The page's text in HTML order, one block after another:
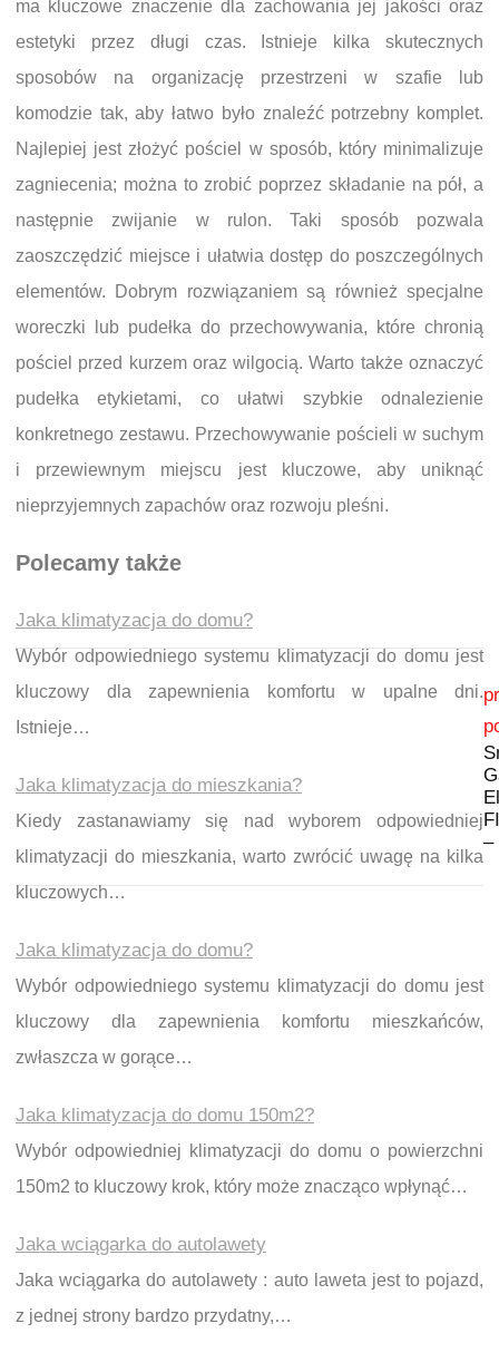
ma kluczowe znaczenie dla zachowania jej jakości oraz
estetyki przez długi czas. Istnieje kilka skutecznych
sposobów na organizację przestrzeni w szafie lub
komodzie tak, aby łatwo było znaleźć potrzebny komplet.
Najlepiej jest złożyć pościel w sposób, który minimalizuje
zagniecenia; można to zrobić poprzez składanie na pół, a
następnie zwijanie w rulon. Taki sposób pozwala
zaoszczędzić miejsce i ułatwia dostęp do poszczególnych
elementów. Dobrym rozwiązaniem są również specjalne
woreczki lub pudełka do przechowywania, które chronią
pościel przed kurzem oraz wilgocią. Warto także oznaczyć
pudełka etykietami, co ułatwi szybkie odnalezienie
konkretnego zestawu. Przechowywanie pościeli w suchym
i przewiewnym miejscu jest kluczowe, aby uniknąć
nieprzyjemnych zapachów oraz rozwoju pleśni.
Polecamy także
Jaka klimatyzacja do domu?
Wybór odpowiedniego systemu klimatyzacji do domu jest
kluczowy dla zapewnienia komfortu w upalne dni.
Istnieje…
Jaka klimatyzacja do mieszkania?
Kiedy zastanawiamy się nad wyborem odpowiedniej
klimatyzacji do mieszkania, warto zwrócić uwagę na kilka
kluczowych…
Jaka klimatyzacja do domu?
Wybór odpowiedniego systemu klimatyzacji do domu jest
kluczowy dla zapewnienia komfortu mieszkańców,
zwłaszcza w gorące…
Jaka klimatyzacja do domu 150m2?
Wybór odpowiedniej klimatyzacji do domu o powierzchni
150m2 to kluczowy krok, który może znacząco wpłynąć…
Jaka wciągarka do autolawety
Jaka wciągarka do autolawety : auto laweta jest to pojazd,
z jednej strony bardzo przydatny,…
Nawigacja wpisu
–